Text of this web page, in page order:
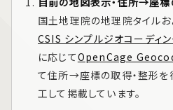
国土地理院の地理院タイル
CSIS シンプルジオコーディ
に応じてOpenCage
て住所→座標の取得・整形を
工して掲載しています。